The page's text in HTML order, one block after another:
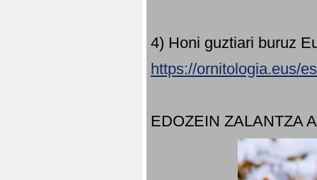
4) Honi guztiari buruz
https://ornitologia.eus/
EDOZEIN ZALANTZA